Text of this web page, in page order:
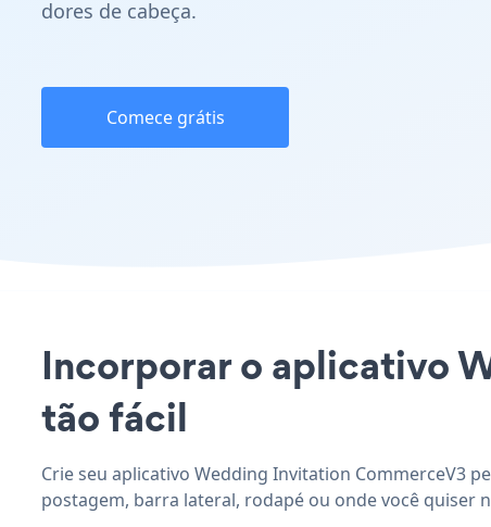
dores de cabeça.
Comece grátis
Incorporar o aplicativo
tão fácil
Crie seu aplicativo Wedding Invitation CommerceV3
postagem, barra lateral, rodapé ou onde você quiser